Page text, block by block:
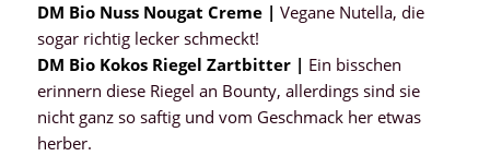
DM Bio Nuss Nougat Creme | Vegane Nutella, die
sogar richtig lecker schmeckt!
DM Bio Kokos Riegel Zartbitter | Ein bisschen
erinnern diese Riegel an Bounty, allerdings sind sie
nicht ganz so saftig und vom Geschmack her etwas
herber.